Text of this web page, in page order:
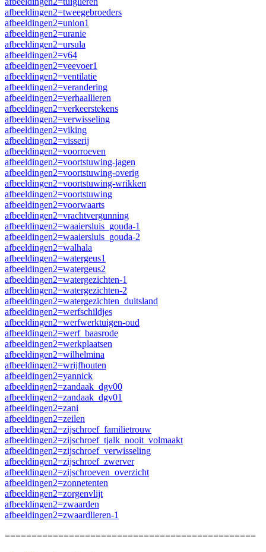
afbeeldingen2=tweegebroeders
afbeeldingen2=union1
afbeeldingen2=uranie
afbeeldingen2=ursula
afbeeldingen2=v64
afbeeldingen2=veevoer1
afbeeldingen2=ventilatie
afbeeldingen2=verandering
afbeeldingen2=verhaallieren
afbeeldingen2=verkeerstekens
afbeeldingen2=verwisseling
afbeeldingen2=viking
afbeeldingen2=visserij
afbeeldingen2=voorroeven
afbeeldingen2=voortstuwing-jagen
afbeeldingen2=voortstuwing-overig
afbeeldingen2=voortstuwing-wrikken
afbeeldingen2=voortstuwing
afbeeldingen2=voorwaarts
afbeeldingen2=vrachtvergunning
afbeeldingen2=waaiersluis_gouda-1
afbeeldingen2=waaiersluis_gouda-2
afbeeldingen2=walhala
afbeeldingen2=watergeus1
afbeeldingen2=watergeus2
afbeeldingen2=watergezichten-1
afbeeldingen2=watergezichten-2
afbeeldingen2=watergezichten_duitsland
afbeeldingen2=werfschildjes
afbeeldingen2=werfwerktuigen-oud
afbeeldingen2=werf_baasrode
afbeeldingen2=werkplaatsen
afbeeldingen2=wilhelmina
afbeeldingen2=wrijfhouten
afbeeldingen2=yannick
afbeeldingen2=zandaak_dgv00
afbeeldingen2=zandaak_dgv01
afbeeldingen2=zani
afbeeldingen2=zeilen
afbeeldingen2=zijschroef_familietrouw
afbeeldingen2=zijschroef_tjalk_nooit_volmaakt
afbeeldingen2=zijschroef_verwisseling
afbeeldingen2=zijschroef_zwerver
afbeeldingen2=zijschroeven_overzicht
afbeeldingen2=zonnetenten
afbeeldingen2=zorgenvlijt
afbeeldingen2=zwaarden
afbeeldingen2=zwaardlieren-1
===============================================